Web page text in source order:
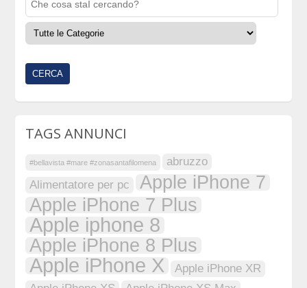
TAGS ANNUNCI
#bellavista #mare #zonasantafilomena
abruzzo
Alimentatore per pc
Apple iPhone 7
Apple iPhone 7 Plus
Apple iphone 8
Apple iPhone 8 Plus
Apple iPhone X
Apple iPhone XR